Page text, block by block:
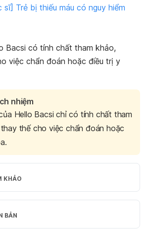
sĩ] Trẻ bị thiếu máu có nguy hiểm
Bacsi có tính chất tham khảo,
việc chẩn đoán hoặc điều trị y
nhiệm
Hello Bacsi chỉ có tính chất tham
thế cho việc chẩn đoán hoặc
KHẢO
sinai.org/health-
BẢN